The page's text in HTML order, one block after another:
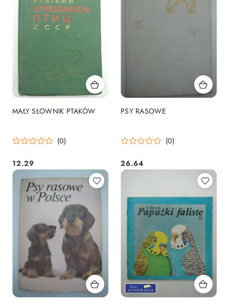
MAŁY SŁOWNIK PTAKÓW
(0)
Cena:
12.29
PSY RASOWE
(0)
Cena:
26.64